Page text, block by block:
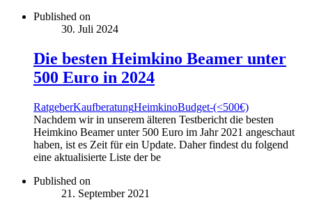
Published on
30. Juli 2024
Die besten Heimkino Beamer unter
500 Euro in 2024
RatgeberKaufberatungHeimkinoBudget-(<500€)
Nachdem wir in unserem älteren Testbericht die besten
Heimkino Beamer unter 500 Euro im Jahr 2021 angeschaut
haben, ist es Zeit für ein Update. Daher findest du folgend
eine aktualisierte Liste der be
Published on
21. September 2021